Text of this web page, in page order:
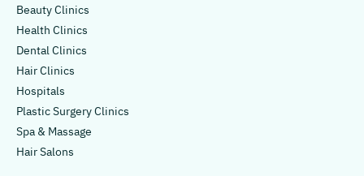
Beauty Clinics
Health Clinics
Dental Clinics
Hair Clinics
Hospitals
Plastic Surgery Clinics
Spa & Massage
Hair Salons